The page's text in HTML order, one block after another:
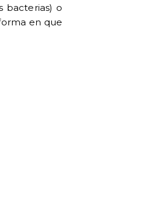
bacterias) o
en que